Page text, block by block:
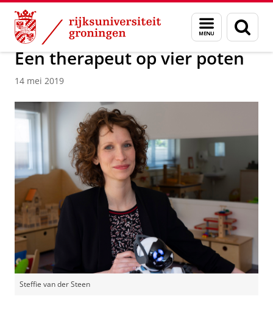
Skip
Content
Skip
Navigation
Menu
en
zoeken
Over ons Actueel Nieuws Nieuwsberichten
Een therapeut op vier poten
14 mei 2019
Steffie van der Steen